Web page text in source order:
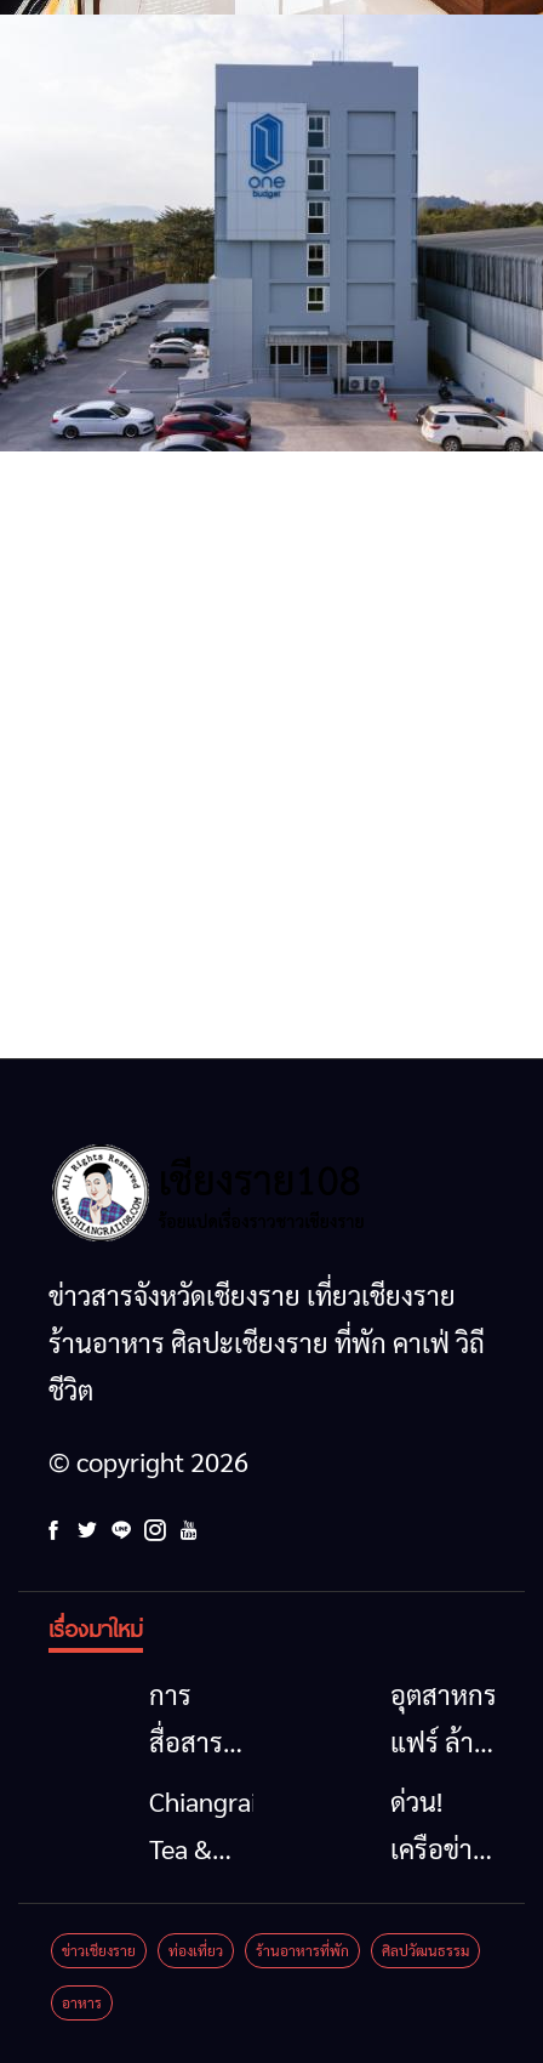
ข่าวสารจังหวัดเชียงราย เที่ยวเชียงราย
ร้านอาหาร ศิลปะเชียงราย ที่พัก คาเฟ่ วิถี
ชีวิต
© copyright 2026
เรื่องมาใหม่
การ
สื่อสาร
โทรคมนาคม
กรณีภัย
เชียงราย
เมื่อ
อุตสาหกรรม
แฟร์ ล้าน
นาตะวัน
ออก
รวมของดี
สินค้าเด่น
Chiangrai
Tea &
Coffee
Festival
ด่วน!
เครือข่าย
ลุ่มน้ำกก
ยื่น 5 ข้อ
ข่าวเชียงราย ท่องเที่ยว ร้านอาหารที่พัก ศิลปวัฒนธรรม
อาหาร